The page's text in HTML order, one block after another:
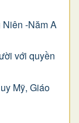
-Năm A
với quyền
Mỹ, Giáo